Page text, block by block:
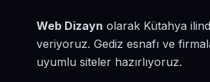
Web Dizayn olarak Kütahya
veriyoruz. Gediz esnafı ve
uyumlu siteler hazırlıyoruz.